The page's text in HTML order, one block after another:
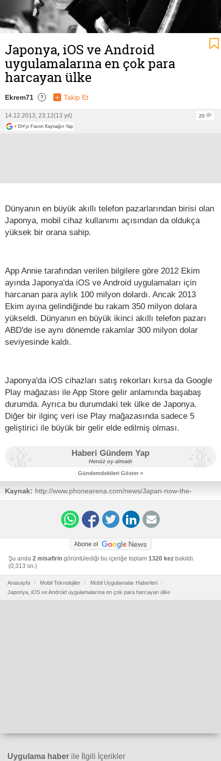
Japonya, iOS ve Android
uygulamalarına en çok para
harcayan ülke
Ekrem71 ? + Takip Et
14.12.2013, 23:12(13 yıl)
20
+ DH'yi Favori Kaynağın Yap
Dünyanın en büyük akıllı telefon pazarlarından birisi olan
Japonya, mobil cihaz kullanımı açısından da oldukça
yüksek bir orana sahip.
App Annie tarafından verilen bilgilere göre 2012 Ekim
ayında Japonya'da iOS ve Android uygulamaları için
harcanan para aylık 100 milyon dolardı. Ancak 2013
Ekim ayına gelindiğinde bu rakam 350 milyon dolara
yükseldi. Dünyanın en büyük ikinci akıllı telefon pazarı
ABD'de ise aynı dönemde rakamlar 300 milyon dolar
seviyesinde kaldı.
Japonya'da iOS cihazları satış rekorları kırsa da Google
Play mağazası ile App Store gelir anlamında başabaş
durumda. Ayrıca bu durumdaki tek ülke de Japonya.
Diğer bir ilginç veri ise Play mağazasında sadece 5
geliştirici ile büyük bir gelir elde edilmiş olması.
Haberi Gündem Yap
Henüz oy almadı
Gündemdekileri Göster >
Kaynak: http://www.phonearena.com/news/Japan-now-the-
biggest-spender-in-the-iOS-App-StoreGoogle-
Abone ol
Şu anda 2 misafirin görüntülediği bu içeriğe toplam 1320 kez bakıldı.
(0,313 sn.)
Anasayfa Mobil Teknolojiler
Mobil Uygulamalar Haberleri
Japonya, iOS ve Android uygulamalarına en çok para harcayan ülke
Uygulama haber ile İlgili İçerikler